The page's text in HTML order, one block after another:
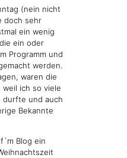
(nein nicht
doch sehr
ein wenig
ein oder
Programm und
werden.
waren die
ich so viele
durfte und auch
Bekannte
Blog ein